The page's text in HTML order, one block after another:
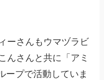
ーさんもウマヅラビ
んさんと共に「アミ
ープで活動していま